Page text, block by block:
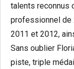
talents reconnus
professionnel de
2011 et 2012,
Sans oublier
piste, triple